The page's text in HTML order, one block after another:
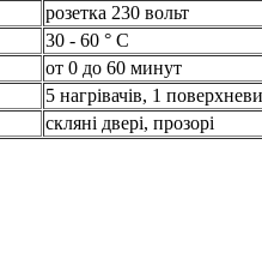
розетка 230 вольт
30 - 60 ° C
от 0 до 60 минут
5 нагрівачів, 1
скляні двері, прозорі